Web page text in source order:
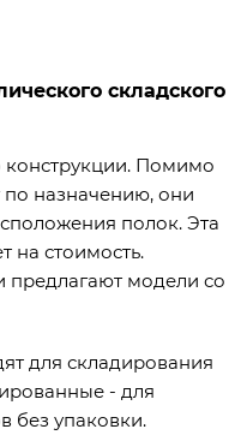
складского
конструкции. Помимо
по назначению, они
полок. Эта
на стоимость.
модели со
для складирования
- для
без упаковки.